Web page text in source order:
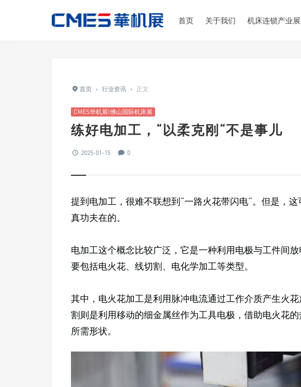
首页 关于我们 机床连锁产业展
首页 › 行业资讯 › 正文
CMES华机展|佛山国际机床展
练好电加工，“以柔克刚“不是事儿
2025-01-15 0
提到电加工，很难不联想到“一路火花带闪电“。但是，
真功夫在的。
电加工这个概念比较广泛，它是一种利用电极与工件间
要包括电火花、线切割、电化学加工等类型。
其中，电火花加工是利用脉冲电流通过工作介质产生火
割则是利用移动的细金属丝作为工具电极，借助电火花
所需形状。